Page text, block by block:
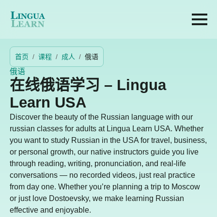
首页 课程 成人 俄语
俄语
在线俄语学习 – Lingua
Learn USA
Discover the beauty of the Russian language with our
russian classes for adults at Lingua Learn USA. Whether
you want to study Russian in the USA for travel, business,
or personal growth, our native instructors guide you live
through reading, writing, pronunciation, and real-life
conversations — no recorded videos, just real practice
from day one. Whether you’re planning a trip to Moscow
or just love Dostoevsky, we make learning Russian
effective and enjoyable.